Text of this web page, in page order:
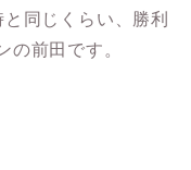
同じくらい、勝利
の前田です。